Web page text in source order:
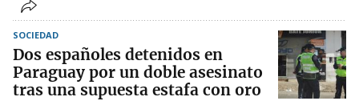
SOCIEDAD
Dos españoles detenidos en
Paraguay por un doble asesinato
tras una supuesta estafa con oro